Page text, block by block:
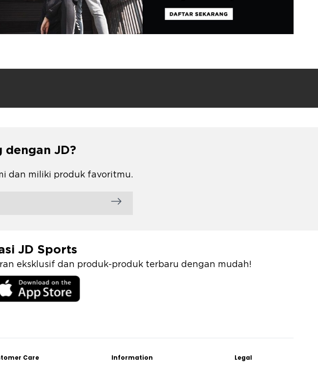
dengan JD?
dan miliki produk favoritmu.
JD Sports
eksklusif dan produk-produk terbaru dengan mudah!
Care
Information
Legal